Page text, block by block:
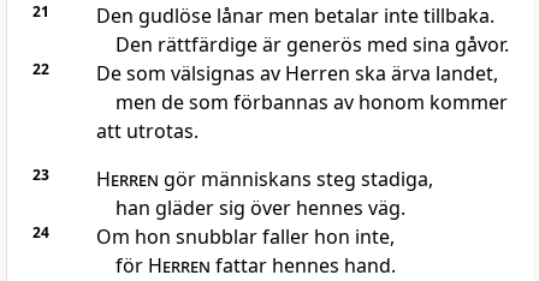
21
Den gudlöse lånar men betalar inte tillbaka.
Den rättfärdige är generös med sina gåvor.
22
De som välsignas av Herren ska ärva landet,
men de som förbannas av honom kommer
att utrotas.
23 Herren gör människans steg stadiga,
han gläder sig över hennes väg.
24
Om hon snubblar faller hon inte,
för Herren fattar hennes hand.